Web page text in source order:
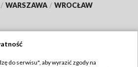
/ WARSZAWA / WROCŁAW
do serwisu", aby wyrazić zgody na